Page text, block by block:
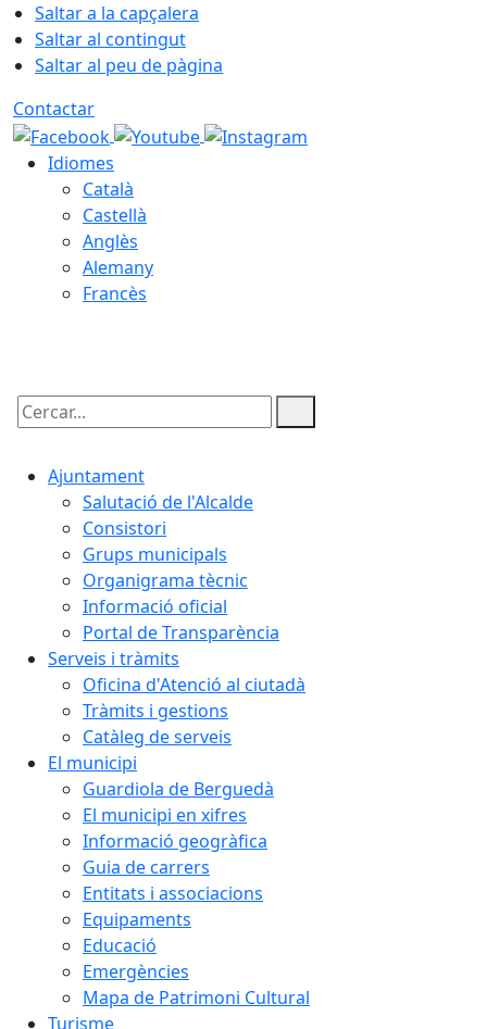
Saltar a la capçalera
Saltar al contingut
Saltar al peu de pàgina
Contactar
Idiomes
Català
Castellà
Anglès
Alemany
Francès
Cercar:
Ajuntament
Salutació de l'Alcalde
Consistori
Grups municipals
Organigrama tècnic
Informació oficial
Portal de Transparència
Serveis i tràmits
Oficina d'Atenció al ciutadà
Tràmits i gestions
Catàleg de serveis
El municipi
Guardiola de Berguedà
El municipi en xifres
Informació geogràfica
Guia de carrers
Entitats i associacions
Equipaments
Educació
Emergències
Mapa de Patrimoni Cultural
Turisme